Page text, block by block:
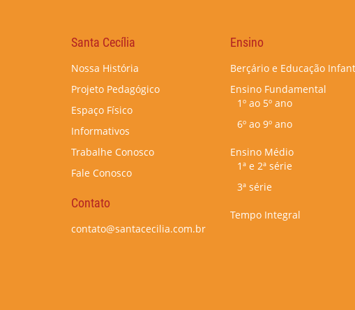
Santa Cecília
Nossa História
Projeto Pedagógico
Espaço Físico
Informativos
Trabalhe Conosco
Fale Conosco
Contato
contato@santacecilia.com.br
Ensino
Berçário e Educação
Ensino Fundamental
1º ao 5º ano
6º ao 9º ano
Ensino Médio
1ª e 2ª série
3ª série
Tempo Integral